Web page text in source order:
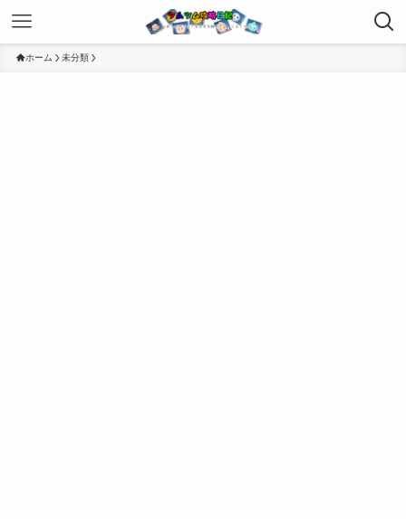
ホーム 未分類